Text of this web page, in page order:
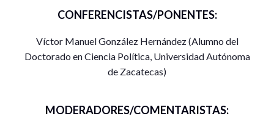
CONFERENCISTAS/PONENTES:
Víctor Manuel González Hernández (Alumno del
Doctorado en Ciencia Política, Universidad Autónoma
de Zacatecas)
MODERADORES/COMENTARISTAS: